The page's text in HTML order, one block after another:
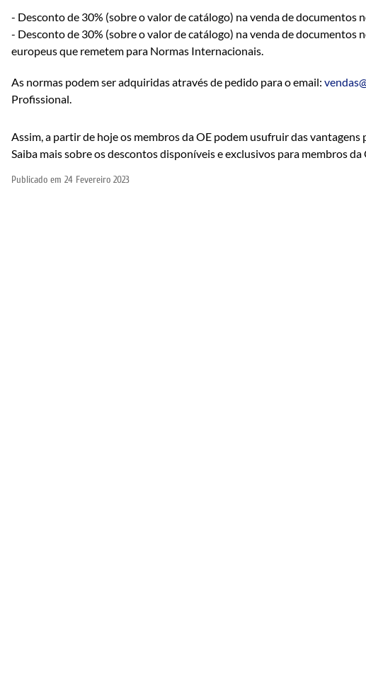
- Desconto de 30% (sobre o valor de catálogo) na venda de documentos
- Desconto de 30% (sobre o valor de catálogo) na venda de
europeus que remetem para Normas Internacionais.
As normas podem ser adquiridas através de pedido para o email:
Profissional.
Assim, a partir de hoje os membros da OE podem usufruir das
Saiba mais sobre os descontos disponíveis e exclusivos para membros da
Publicado em 24 Fevereiro 2023